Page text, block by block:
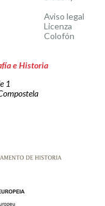
Aviso legal
Licenza
Colofón
e Historia
1